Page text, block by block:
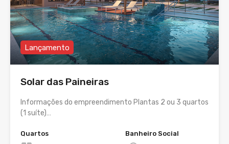
Lançamento
Solar das Paineiras
Informações do empreendimento Plantas 2 ou 3 quartos
(1 suíte)…
Quartos
Banheiro Social